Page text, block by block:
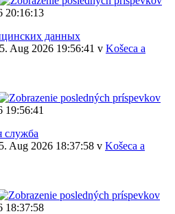
20:16:13
данных
Aug 2026 19:56:41 v Košeca a
19:56:41
служба
Aug 2026 18:37:58 v Košeca a
18:37:58